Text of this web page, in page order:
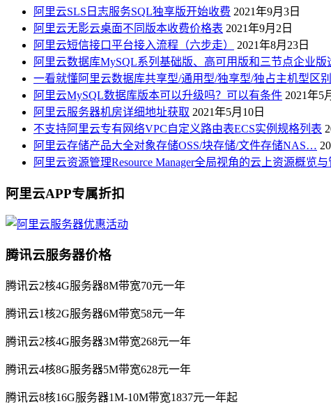
阿里云SLS日志服务SQL独享版开始收费 2021年9月3日
阿里云无影云桌面不同版本收费价格表 2021年9月2日
阿里云短信接口平台接入流程（六步走）
2021年8月23日
阿里云数据库MySQL系列基础版、高可用版和三节点企业版
一看就懂阿里云数据库共享型/通用型/独享型/独占主机型区别
阿里云MySQL数据库版本可以升级吗？可以有条件 2021年5
阿里云服务器机房详细地址获取 2021年5月10日
不支持阿里云专有网络VPC自定义路由表ECS实例规格列表
阿里云存储产品大全对象存储OSS/块存储/文件存储NAS…
阿里云资源管理Resource Manager全局视角的云上资源概览与
阿里云APP专属折扣
腾讯云服务器价格
腾讯云2核4G服务器8M带宽70元一年
腾讯云1核2G服务器6M带宽58元一年
腾讯云2核4G服务器3M带宽268元一年
腾讯云4核8G服务器5M带宽628元一年
腾讯云8核16G服务器1M-10M带宽1837元一年起